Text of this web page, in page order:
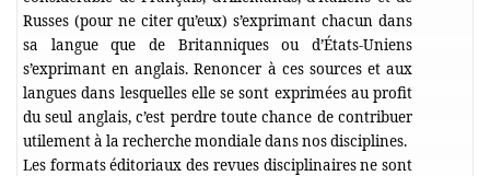
Russes (pour ne citer qu’eux) s’exprimant chacun dans
sa langue que de Britanniques ou d’États-Uniens
s’exprimant en anglais. Renoncer à ces sources et aux
langues dans lesquelles elle se sont exprimées au profit
du seul anglais, c’est perdre toute chance de contribuer
utilement à la recherche mondiale dans nos disciplines.
Les formats éditoriaux des revues disciplinaires ne sont